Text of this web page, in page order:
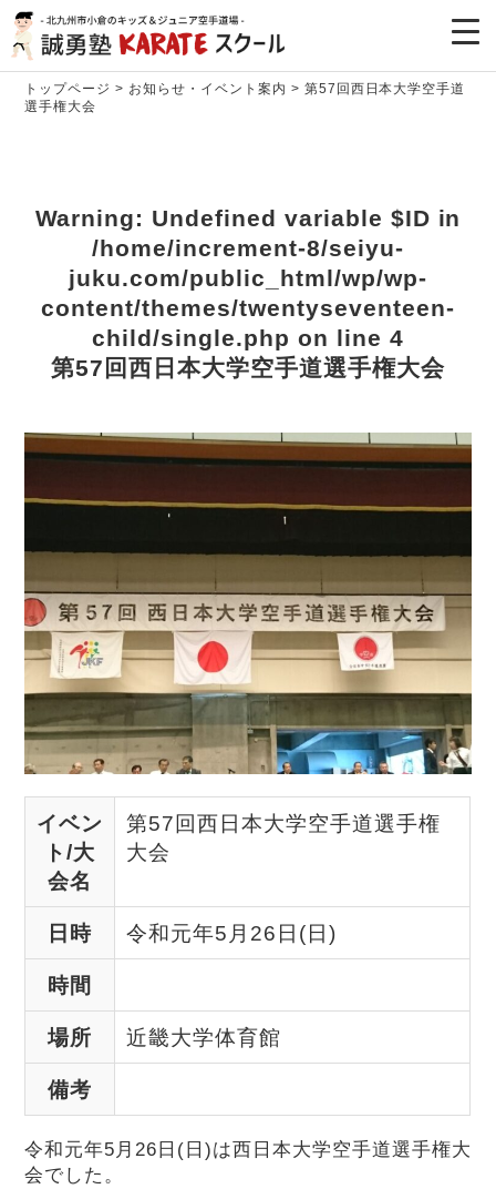
トップページ > お知らせ・イベント案内 > 第57回西日本大学空手道
選手権大会
Warning: Undefined variable $ID in
/home/increment-8/seiyu-
juku.com/public_html/wp/wp-
content/themes/twentyseventeen-
child/single.php on line 4
第57回西日本大学空手道選手権大会
イベン
ト/大
会名
第57回西日本大学空手道選手権
大会
日時 令和元年5月26日(日)
時間
場所 近畿大学体育館
備考
令和元年5月26日(日)は西日本大学空手道選手権大
会でした。